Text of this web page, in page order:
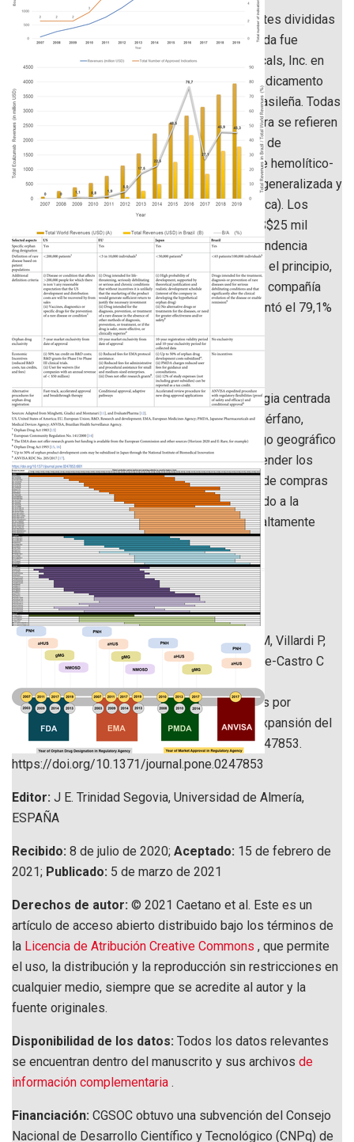
Nuestra búsqueda arrojó 32 familias de patentes divididas
en 98 solicitudes. La primera patente concedida fue
presentada en 1995 por Alexion Pharmaceuticals, Inc. en
los EE. UU. Eculizumab siempre ha sido un medicamento
huérfano, excepto en la agencia reguladora brasileña. Todas
las indicaciones clínicas aprobadas hasta ahora se refieren
a enfermedades raras (por ejemplo, síndrome de
hemoglobinuria paroxística nocturna, síndrome hemolítico-
urémico atípico, miastenia grave refractaria y generalizada y
trastorno del espectro de la neuromielitis óptica). Los
ingresos de Alexion ascendieron a más de US$25 mil
millones entre 2007 y 2019, mostrando una tendencia
creciente. Eculizumab lideró las ventas desde el principio,
siendo el único producto en el portafolio de la compañía
hasta 2015. En 2019, el medicamento representó el 79,1%
de todos los ingresos.
Discusión
Nuestros hallazgos muestran que una estrategia centrada
en obtener la designación de medicamento huérfano,
ampliar las indicaciones terapéuticas y el rango geográfico
de las aprobaciones de comercialización, extender los
períodos de monopolio y priorizar los nichos de compras
públicas ha mejorado los ingresos y ha ayudado a la
empresa a lograr el liderazgo en un mercado altamente
específico y rentable.
Cifras
Cita:Caetano R, Cordeiro Dias Villela Correa M, Villardi P,
Almeida Rodrigues PH, García Serpa Osorio-de-Castro C
medicamentos huérfanos, licencias e ingresos por
medicamentos para enfermedades raras: la expansión del
mercado de eculizumab. MÁS UNO 16(3): e0247853.
https://doi.org/10.1371/journal.pone.0247853
Editor: J E. Trinidad Segovia, Universidad de Almería,
ESPAÑA
Recibido: 8 de julio de 2020; Aceptado: 15 de febrero de
2021; Publicado: 5 de marzo de 2021
Derechos de autor: © 2021 Caetano et al. Este es un
artículo de acceso abierto distribuido bajo los términos de
la Licencia de Atribución Creative Commons , que permite
el uso, la distribución y la reproducción sin restricciones en
cualquier medio, siempre que se acredite al autor y la
fuente originales.
Disponibilidad de los datos: Todos los datos relevantes
se encuentran dentro del manuscrito y sus archivos de
información complementaria .
Financiación: CGSOC obtuvo una subvención del Consejo
Nacional de Desarrollo Científico y Tecnológico (CNPq) de